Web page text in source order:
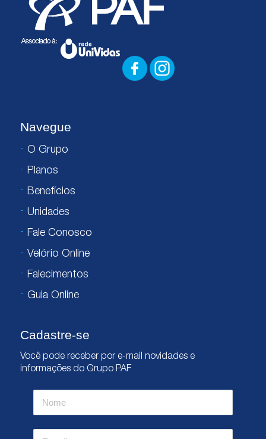
Navegue
O Grupo
Planos
Benefícios
Unidades
Fale Conosco
Velório Online
Falecimentos
Guia Online
Cadastre-se
Você pode receber por e-mail novidades e
informações do Grupo PAF